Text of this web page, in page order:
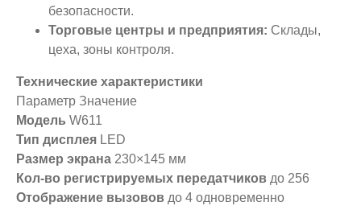
безопасности.
Торговые центры и предприятия: Склады,
цеха, зоны контроля.
Технические характеристики
Параметр Значение
Модель W611
Тип дисплея LED
Размер экрана 230×145 мм
Кол-во регистрируемых передатчиков до 256
Отображение вызовов до 4 одновременно